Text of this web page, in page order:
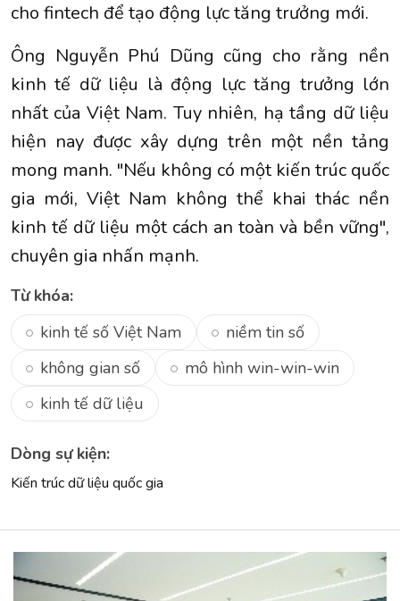
cho fintech để tạo động lực tăng trưởng mới.
Ông Nguyễn Phú Dũng cũng cho rằng nền
kinh tế dữ liệu là động lực tăng trưởng lớn
nhất của Việt Nam. Tuy nhiên, hạ tầng dữ liệu
hiện nay được xây dựng trên một nền tảng
mong manh. "Nếu không có một kiến trúc quốc
gia mới, Việt Nam không thể khai thác nền
kinh tế dữ liệu một cách an toàn và bền vững",
chuyên gia nhấn mạnh.
Từ khóa:
kinh tế số Việt Nam
niềm tin số
không gian số
mô hình win-win-win
kinh tế dữ liệu
Dòng sự kiện:
Kiến trúc dữ liệu quốc gia